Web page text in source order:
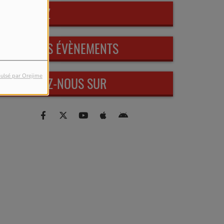
par Orejime
PARTICIPEZ
PROCHAINS ÉVÈNEMENTS
NOUS SUR